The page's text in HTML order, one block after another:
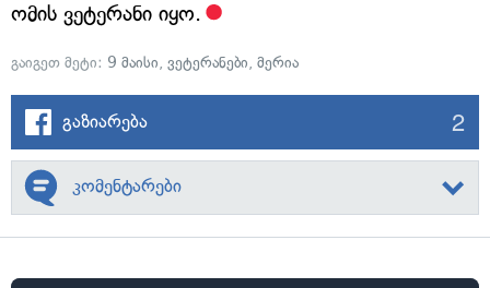
ომის ვეტერანი იყო.
გაიგეთ მეტი: 9 მაისი, ვეტერანები, მერია
გაზიარება 2
კომენტარები